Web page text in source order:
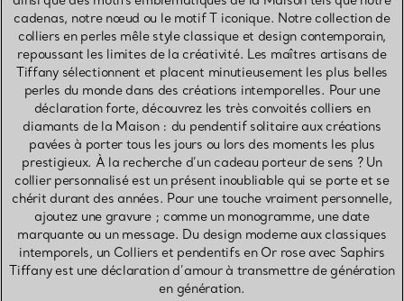
cadenas, notre nœud ou le motif T iconique. Notre collection de
colliers en perles mêle style classique et design contemporain,
repoussant les limites de la créativité. Les maîtres artisans de
Tiffany sélectionnent et placent minutieusement les plus belles
perles du monde dans des créations intemporelles. Pour une
déclaration forte, découvrez les très convoités colliers en
diamants de la Maison : du pendentif solitaire aux créations
pavées à porter tous les jours ou lors des moments les plus
prestigieux. À la recherche d’un cadeau porteur de sens ? Un
collier personnalisé est un présent inoubliable qui se porte et se
chérit durant des années. Pour une touche vraiment personnelle,
ajoutez une gravure ; comme un monogramme, une date
marquante ou un message. Du design moderne aux classiques
intemporels, un Colliers et pendentifs en Or rose avec Saphirs
Tiffany est une déclaration d’amour à transmettre de génération
en génération.